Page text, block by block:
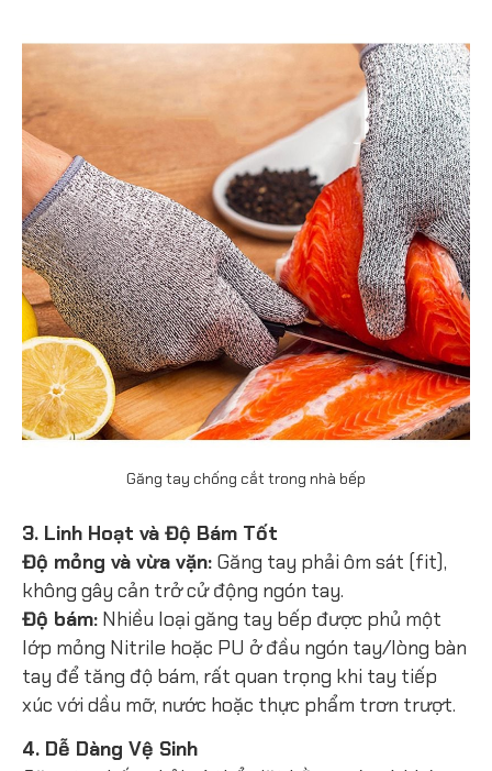
Găng tay chống cắt trong nhà bếp
3. Linh Hoạt và Độ Bám Tốt
Độ mỏng và vừa vặn: Găng tay phải ôm sát (fit),
không gây cản trở cử động ngón tay.
Độ bám: Nhiều loại găng tay bếp được phủ một
lớp mỏng Nitrile hoặc PU ở đầu ngón tay/lòng bàn
tay để tăng độ bám, rất quan trọng khi tay tiếp
xúc với dầu mỡ, nước hoặc thực phẩm trơn trượt.
4. Dễ Dàng Vệ Sinh